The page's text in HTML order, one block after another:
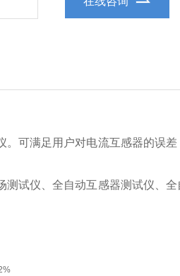
可满足用户对电流互感器的误
试仪、全自动互感器测试仪、